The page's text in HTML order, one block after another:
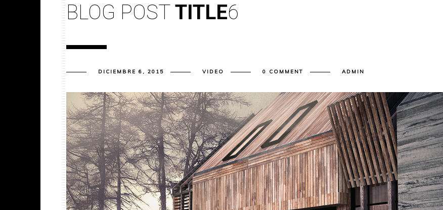
BLOG POSTTITLE6
DICIEMBRE 6, 2015 VIDEO 0 COMMENT ADMIN